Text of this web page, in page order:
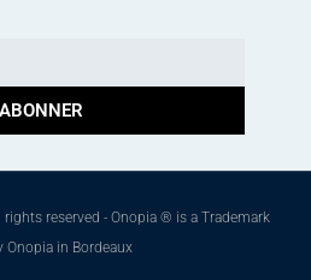
reserved - Onopia ® is a Trademark
Onopia in Bordeaux